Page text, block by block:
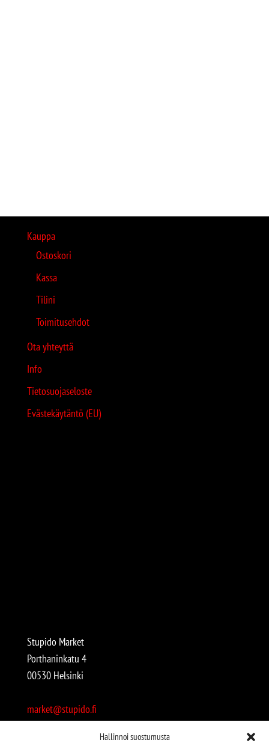
Hallinnoi suostumusta
Kauppa
Ostoskori
Kassa
Tilini
Toimitusehdot
Ota yhteyttä
Info
Tietosuojaseloste
Evästekäytäntö (EU)
Stupido Market
Porthaninkatu 4
00530 Helsinki
market@stupido.fi